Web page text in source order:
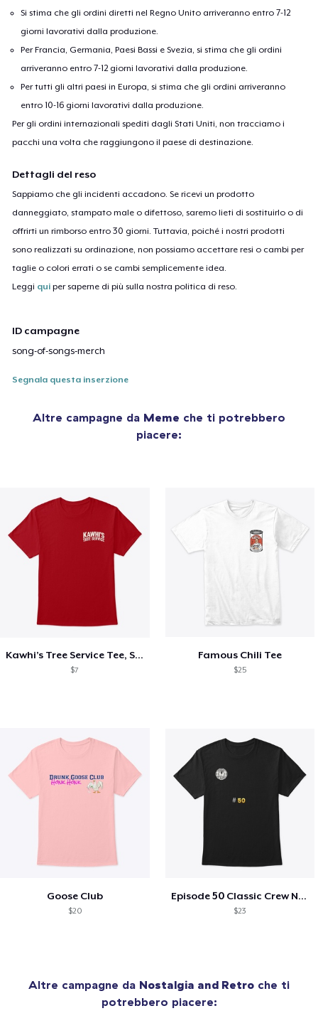
Si stima che gli ordini diretti nel Regno Unito arriveranno entro 7-12
giorni lavorativi dalla produzione.
Per Francia, Germania, Paesi Bassi e Svezia, si stima che gli ordini
arriveranno entro 7-12 giorni lavorativi dalla produzione.
Per tutti gli altri paesi in Europa, si stima che gli ordini arriveranno
entro 10-16 giorni lavorativi dalla produzione.
Per gli ordini internazionali spediti dagli Stati Uniti, non tracciamo i
pacchi una volta che raggiungono il paese di destinazione.
Dettagli del reso
Sappiamo che gli incidenti accadono. Se ricevi un prodotto
danneggiato, stampato male o difettoso, saremo lieti di sostituirlo o di
offrirti un rimborso entro 30 giorni. Tuttavia, poiché i nostri prodotti
sono realizzati su ordinazione, non possiamo accettare resi o cambi per
taglie o colori errati o se cambi semplicemente idea.
Leggi qui per saperne di più sulla nostra politica di reso.
ID campagne
song-of-songs-merch
Segnala questa inserzione
Altre campagne da Meme che ti potrebbero
piacere:
Kawhi’s Tree Service Tee, Shirts, Mug
$7
Famous Chili Tee
$25
Goose Club
$20
Episode 50 Classic Crew Neck T-Shirt
$23
Altre campagne da Nostalgia and Retro che ti
potrebbero piacere: